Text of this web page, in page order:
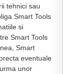
tehnici sau
Smart Tools
si
Smart Tools
Smart
eventuale
unor